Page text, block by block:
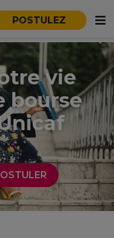
POSTULEZ
vie
bourse